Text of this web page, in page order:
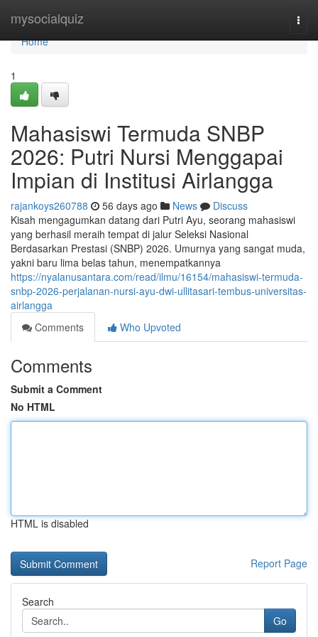
mysocialquiz
Home
Home
1
Mahasiswi Termuda SNBP
2026: Putri Nursi Menggapai
Impian di Institusi Airlangga
rajankoys260788 56 days ago News
Discuss
Kisah mengagumkan datang dari Putri Ayu, seorang mahasiswi
yang berhasil meraih tempat di jalur Seleksi Nasional
Berdasarkan Prestasi (SNBP) 2026. Umurnya yang sangat muda,
yakni baru lima belas tahun, menempatkannya
https://nyalanusantara.com/read/ilmu/16154/mahasiswi-termuda-
snbp-2026-perjalanan-nursi-ayu-dwi-ullitasari-tembus-universitas-
airlangga
Comments
Who Upvoted
Comments
Submit a Comment
No HTML
HTML is disabled
Report Page
Search
Go